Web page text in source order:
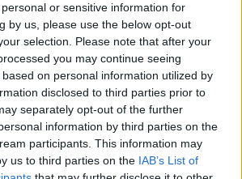
or sensitive information for
by us, please use the below opt-out
selection. Please note that after your
you may continue seeing
on personal information utilized by
disclosed to third parties prior to
separately opt-out of the further
information by third parties on the
participants. This information may
us to third parties on the IAB’s List of
Sportjournalist und Editor-in-chief
wuchs man mit der Tour de
überall – es waren die letzten großen
Wir waren Kinder, trugen Trikots
Rundfahrt nach. Zwei Brücken
„Bergen“, und wir rasten über
noch nicht den Ton angaben. Mit 13
endgültig dem Radsport verfallen.
Frankreich durfte ich nach langem